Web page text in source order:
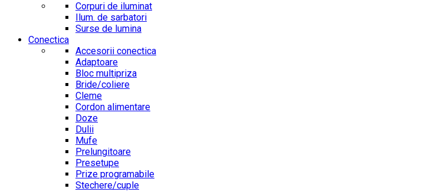
Corpuri de iluminat
Ilum. de sarbatori
Surse de lumina
Conectica
Accesorii conectica
Adaptoare
Bloc multipriza
Bride/coliere
Cleme
Cordon alimentare
Doze
Dulii
Mufe
Prelungitoare
Presetupe
Prize programabile
Stechere/cuple